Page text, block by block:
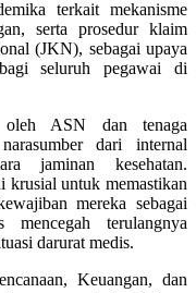
terkait mekanisme
serta prosedur klaim
(JKN), sebagai upaya
seluruh pegawai di
oleh ASN dan tenaga
dari internal
jaminan kesehatan.
krusial untuk memastikan
mereka sebagai
mencegah terulangnya
darurat medis.
Keuangan, dan